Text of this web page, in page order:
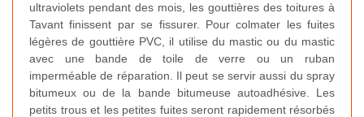
ultraviolets pendant des mois, les gouttières des toitures à
Tavant finissent par se fissurer. Pour colmater les fuites
légères de gouttière PVC, il utilise du mastic ou du mastic
avec une bande de toile de verre ou un ruban
imperméable de réparation. Il peut se servir aussi du spray
bitumeux ou de la bande bitumeuse autoadhésive. Les
petits trous et les petites fuites seront rapidement résorbés